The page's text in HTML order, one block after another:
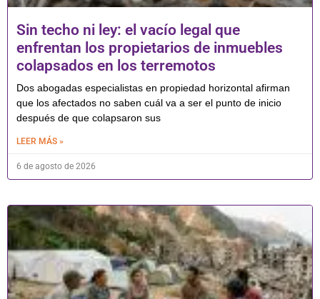
Sin techo ni ley: el vacío legal que
enfrentan los propietarios de inmuebles
colapsados en los terremotos
Dos abogadas especialistas en propiedad horizontal afirman
que los afectados no saben cuál va a ser el punto de inicio
después de que colapsaron sus
LEER MÁS »
6 de agosto de 2026